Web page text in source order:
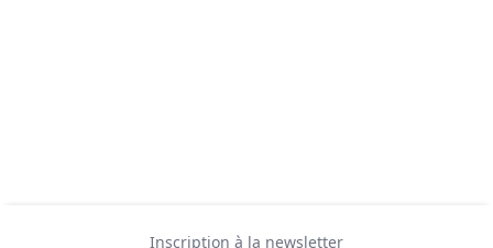
Inscription à la newsletter